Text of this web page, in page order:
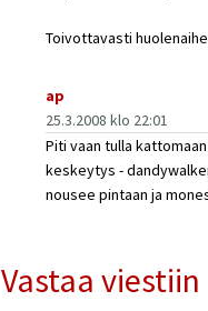
Toivottavasti
ap
25.3.2008 klo 22:01
Piti vaan tulla
keskeytys -
nousee pintaan ja
Vastaa viestiin